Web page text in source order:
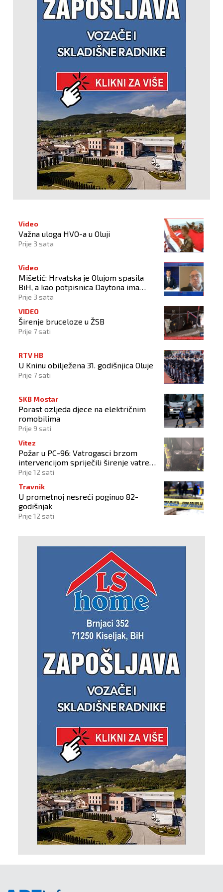
Video
Važna uloga HVO-a u Oluji
Prije 3 sata
Video
Mišetić: Hrvatska je Olujom spasila
BiH, a kao potpisnica Daytona ima
puno pravo štititi hrvatski narod
Prije 3 sata
VIDEO
Širenje bruceloze u ŽSB
Prije 7 sati
RTV HB
U Kninu obilježena 31. godišnjica Oluje
Prije 7 sati
SKB Mostar
Porast ozljeda djece na električnim
romobilima
Prije 9 sati
Vitez
Požar u PC-96: Vatrogasci brzom
intervencijom spriječili širenje vatre
na okolne objekte
Prije 12 sati
Travnik
U prometnoj nesreći poginuo 82-
godišnjak
Prije 12 sati